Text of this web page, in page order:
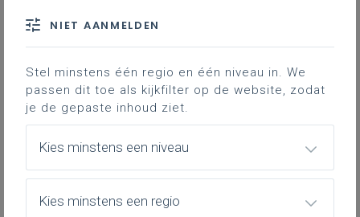
Met de klas een paar dagen naar Parijs,
Londen, Berlijn, Madrid of Rome... Dit zorgt
voor onvergetelijke herinneringen.
Niettemin zijn deze uitstappen ook een
uniek moment om te proeven van de
typische identiteit en om de
taalvaardigheid te vergroten. Via een
klasuitstap duiken de leerlingen in een
'taalbad' waarbij ze nog intenser met het
NIET AANMELDEN
Stel minstens één regio en één niveau in. We
passen dit toe als kijkfilter op de website, zodat
je de gepaste inhoud ziet.
Kies minstens een niveau
Kies minstens een regio